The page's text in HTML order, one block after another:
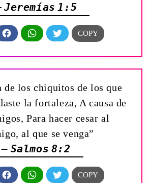
Jeremías 1:5
de los chiquitos de los que
la fortaleza, A causa de
Para hacer cesar al
al que se venga”
— Salmos 8:2